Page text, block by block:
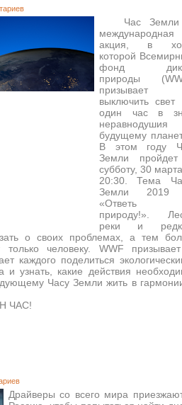
Час Земли
международная
акция, в
которой
фонд
природы
призывает
выключить свет
один час в
будущему
В этом году
Земли
субботу, 30
20:30. Тема
Земли
«Ответь
природу!».
реки и
о своих проблемах, а тем
человеку. WWF
каждого поделиться
и узнать, какие действия
Часу Земли жить в
ЧАС!
Драйверы со всего мира